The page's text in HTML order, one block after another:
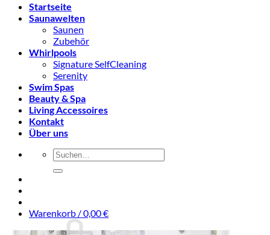
Startseite
Saunawelten
Saunen
Zubehör
Whirlpools
Signature SelfCleaning
Serenity
Swim Spas
Beauty & Spa
Living Accessoires
Kontakt
Über uns
Suchen
nach:
Warenkorb /0,00€